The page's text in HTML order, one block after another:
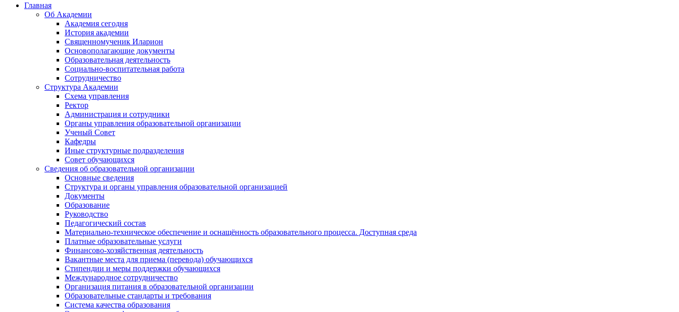
Главная
Об Академии
Академия сегодня
История академии
Священномученик Иларион
Основополагающие документы
Образовательная деятельность
Социально-воспитательная работа
Сотрудничество
Структура Академии
Схема управления
Ректор
Администрация и сотрудники
Органы управления образовательной организации
Ученый Совет
Кафедры
Иные структурные подразделения
Совет обучающихся
Сведения об образовательной организации
Основные сведения
Структура и органы управления образовательной организацией
Документы
Образование
Руководство
Педагогический состав
Материально-техническое обеспечение и оснащённость образовательного процесса. Доступная среда
Платные образовательные услуги
Финансово-хозяйственная деятельность
Вакантные места для приема (перевода) обучающихся
Стипендии и меры поддержки обучающихся
Международное сотрудничество
Организация питания в образовательной организации
Образовательные стандарты и требования
Система качества образования